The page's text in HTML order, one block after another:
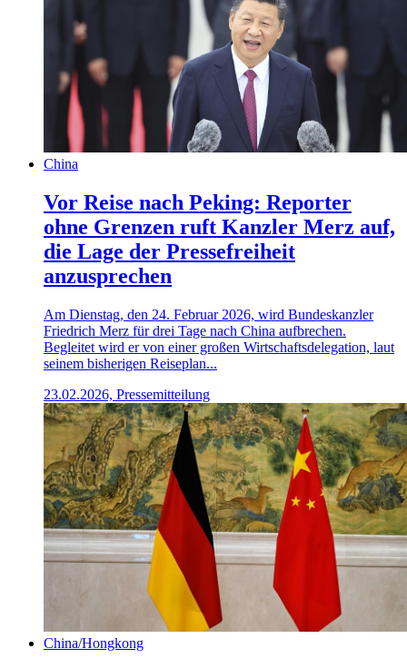
China
Vor Reise nach Peking: Reporter
ohne Grenzen ruft Kanzler Merz auf,
die Lage der Pressefreiheit
anzusprechen
Am Dienstag, den 24. Februar 2026, wird Bundeskanzler
Friedrich Merz für drei Tage nach China aufbrechen.
Begleitet wird er von einer großen Wirtschaftsdelegation, laut
seinem bisherigen Reiseplan...
23.02.2026, Pressemitteilung
China/Hongkong